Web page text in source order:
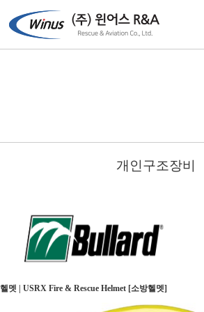
개인구조장비
헬멧 | USRX Fire & Rescue Helmet [소방헬멧]